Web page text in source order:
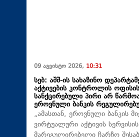
09 აგვისტო 2026, 10:31
სებ: აშშ-ის სახაზინო
აქტივების კონტროლის
სანქცირებული პირი არ
ეროვნული ბანკის
„ამასთან, ეროვნული ბანკის
ვირტუალური აქტივის